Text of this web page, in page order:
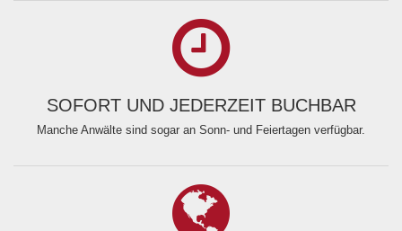
SOFORT UND JEDERZEIT BUCHBAR
Manche Anwälte sind sogar an Sonn- und Feiertagen verfügbar.